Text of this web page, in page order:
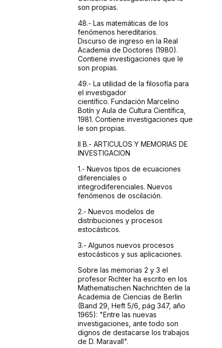
son propias.
48.- Las matemáticas de los
fenómenos hereditarios.
Discurso de ingreso en la Real
Academia de Doctores (1980).
Contiene investigaciones que le
son propias.
49.- La utilidad de la filosofía para
el investigador
científico. Fundación Marcelino
Botín y Aula de Cultura Científica,
1981. Contiene investigaciones que
le son propias.
II B.- ARTICULOS Y MEMORIAS DE
INVESTIGACION
1.- Nuevos tipos de ecuaciones
diferenciales o
integrodiferenciales. Nuevos
fenómenos de oscilación.
2.- Nuevos modelos de
distribuciones y procesos
estocásticos.
3.- Algunos nuevos procesos
estocásticos y sus aplicaciones.
Sobre las memorias 2 y 3 el
profesor Richter ha escrito en los
Mathematischen Nachrichten de la
Academia de Ciencias de Berlin
(Band 29, Heft 5/6, pág 347, año
1965): "Entre las nuevas
investigaciones, ante todo son
dignos de destacarse los trabajos
de D. Maravall".